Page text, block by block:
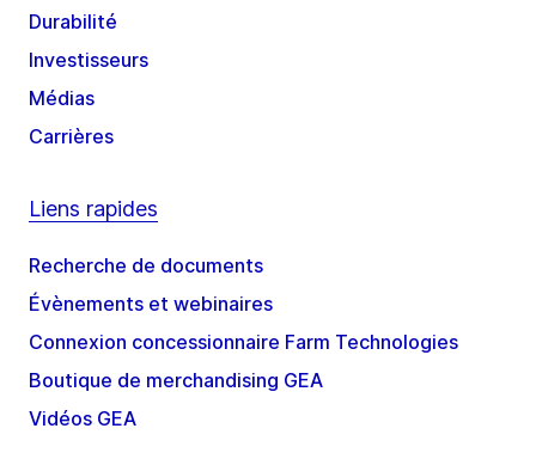
Durabilité
Investisseurs
Médias
Carrières
Liens rapides
Recherche de documents
Évènements et webinaires
Connexion concessionnaire Farm Technologies
Boutique de merchandising GEA
Vidéos GEA